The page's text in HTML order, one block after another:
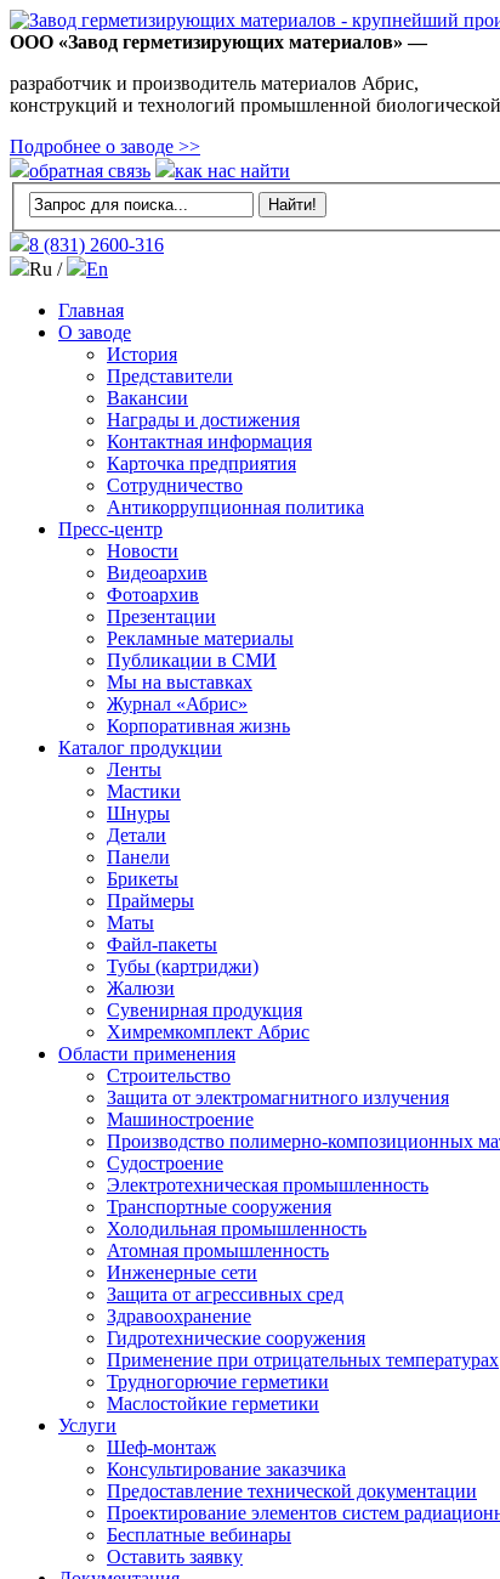
ООО «Завод герметизирующих материалов» —
разработчик и производитель материалов Абрис,
конструкций и технологий промышленной
Подробнее о заводе >>
обратная связь
как нас найти
8 (831) 2600-316
Ru /
En
Главная
О заводе
История
Представители
Вакансии
Награды и достижения
Контактная информация
Карточка предприятия
Сотрудничество
Антикоррупционная политика
Пресс-центр
Новости
Видеоархив
Фотоархив
Презентации
Рекламные материалы
Публикации в СМИ
Мы на выставках
Журнал «Абрис»
Корпоративная жизнь
Каталог продукции
Ленты
Мастики
Шнуры
Детали
Панели
Брикеты
Праймеры
Маты
Файл-пакеты
Тубы (картриджи)
Жалюзи
Сувенирная продукция
Химремкомплект Абрис
Области применения
Строительство
Защита от электромагнитного излучения
Машиностроение
Производство полимерно-композиционных
Судостроение
Электротехническая промышленность
Транспортные сооружения
Холодильная промышленность
Атомная промышленность
Инженерные сети
Защита от агрессивных сред
Здравоохранение
Гидротехнические сооружения
Применение при отрицательных температурах
Трудногорючие герметики
Маслостойкие герметики
Услуги
Шеф-монтаж
Консультирование заказчика
Предоставление технической документации
Проектирование элементов систем
Бесплатные вебинары
Оставить заявку